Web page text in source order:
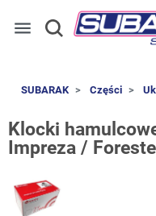
menu
SUBARAK Części
Klocki
Impreza /